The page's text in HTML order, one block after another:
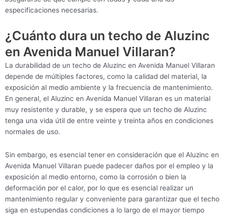
especificaciones necesarias.
¿Cuánto dura un techo de Aluzinc
en Avenida Manuel Villaran?
La durabilidad de un techo de Aluzinc en Avenida Manuel Villaran
depende de múltiples factores, como la calidad del material, la
exposición al medio ambiente y la frecuencia de mantenimiento.
En general, el Aluzinc en Avenida Manuel Villaran es un material
muy resistente y durable, y se espera que un techo de Aluzinc
tenga una vida útil de entre veinte y treinta años en condiciones
normales de uso.
Sin embargo, es esencial tener en consideración que el Aluzinc en
Avenida Manuel Villaran puede padecer daños por el empleo y la
exposición al medio entorno, como la corrosión o bien la
deformación por el calor, por lo que es esencial realizar un
mantenimiento regular y conveniente para garantizar que el techo
siga en estupendas condiciones a lo largo de el mayor tiempo